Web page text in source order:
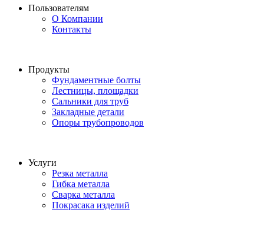
Пользователям
О Компании
Контакты
Продукты
Фундаментные болты
Лестницы, площадки
Сальники для труб
Закладные детали
Опоры трубопроводов
Услуги
Резка металла
Гибка металла
Сварка металла
Покрасака изделий